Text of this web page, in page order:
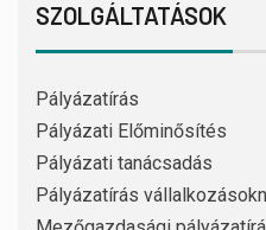
SZOLGÁLTATÁSOK
Pályázatírás
Pályázati Előminősítés
Pályázati tanácsadás
Pályázatírás